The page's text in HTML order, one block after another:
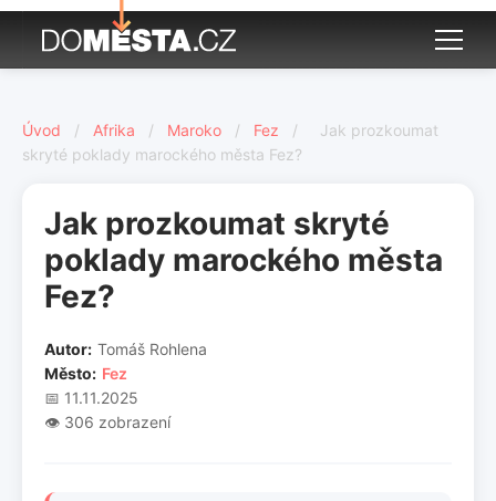
Úvod / Afrika / Maroko / Fez /
Jak prozkoumat
skryté poklady marockého města Fez?
Jak prozkoumat skryté
poklady marockého města
Fez?
Autor: Tomáš Rohlena
Město: Fez
📅 11.11.2025
👁️ 306 zobrazení